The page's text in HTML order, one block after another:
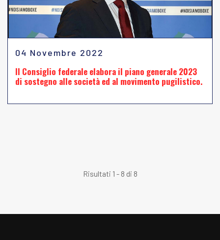
04 Novembre 2022
Il Consiglio federale elabora il piano generale 2023
di sostegno alle società ed al movimento pugilistico.
Risultati 1 - 8 di 8